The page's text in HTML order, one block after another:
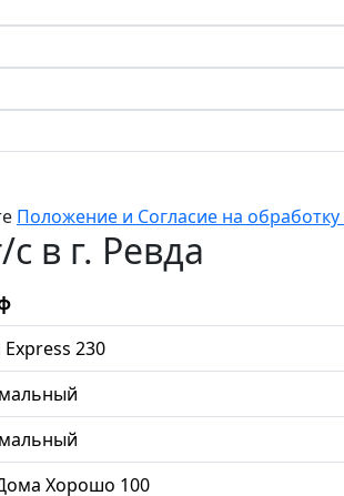
Положение и Согласие на
в г. Ревда
230
Хорошо 100